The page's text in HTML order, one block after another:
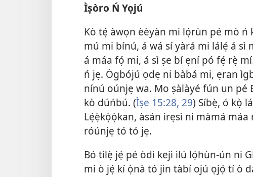
Ìṣòro Ń Yọjú
Kò tẹ́ àwọn èèyàn mi lọ́rùn pé mò ń
mú mi bínú, á wá sí yàrá mi lálẹ́ á sì
á máa fọ́ mi, á sì ṣe bí ẹní pó fẹ́ rẹ̀
ń jẹ. Ògbójú ọdẹ ni bàbá mi, ẹran
nínú oúnjẹ wa. Mo ṣàlàyé fún un
kò dúńbú. (Ìṣe 15:28, 29) Síbẹ̀, ó kọ̀
Lẹ́ẹ̀kọ̀ọ̀kan, àsán ìrẹsì ni màmá
róúnjẹ tó tó jẹ.
Bó tilẹ̀ jẹ́ pé òdì kejì ìlú lọ́hùn-ún ni
mi ò jẹ́ kí ọ̀nà tó jìn tàbí ojú ọjọ́ tí ò